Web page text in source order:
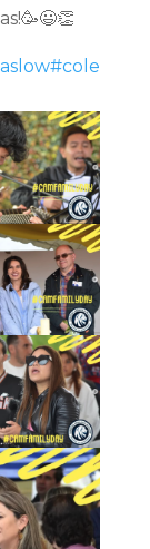
#cole